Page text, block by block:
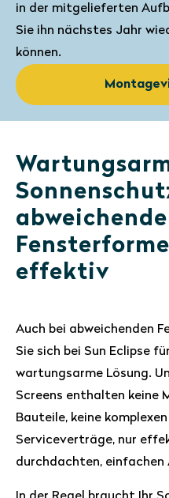
in der mitgelieferten
Sie ihn nächstes Jahr
können.
abweichende
effektiv
Auch bei abweichenden
Sie sich bei Sun Eclipse
wartungsarme Lösung.
Screens enthalten keine
Bauteile, keine
Serviceverträge, nur
durchdachten, einfachen